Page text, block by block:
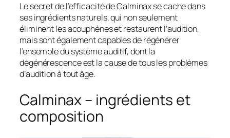
Le secret de l’efficacité de Calminax se cache dans
ses ingrédients naturels, qui non seulement
éliminent les acouphènes et restaurent l’audition,
mais sont également capables de régénérer
l’ensemble du système auditif, dont la
dégénérescence est la cause de tous les problèmes
d’audition à tout âge.
Calminax – ingrédients et
composition